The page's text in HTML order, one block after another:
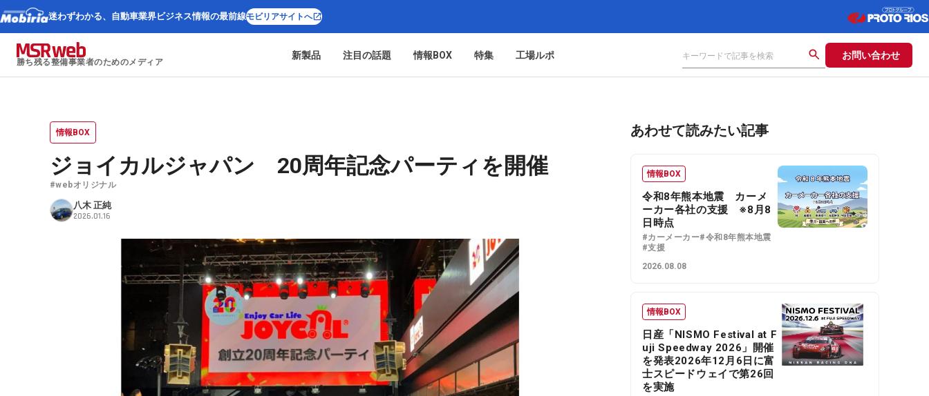
迷わずわかる、 自動車業界ビジネス情報の最前線モビリアサイトへ
勝ち残る整備事業者のためのメディア
新製品 注目の話題 情報BOX 特集 工場ルポ お問い合わせ
情報BOX
ジョイカルジャパン 20周年記念パーティを開催
#webオリジナル
八木 正純
2026.01.16
あわせて読みたい記事
情報BOX
令和8年熊本地震 カーメ
ーカー各社の支援 ※8月8
日時点
#カーメーカー#令和8年熊本地震
#支援
2026.08.08
情報BOX
日産「NISMO Festival at F
uji Speedway 2026」開催
を発表2026年12月6日に富
士スピードウェイで第26回
を実施